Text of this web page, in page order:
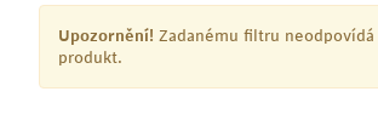
Upozornění! Zadanému filtru neodpovídá
produkt.